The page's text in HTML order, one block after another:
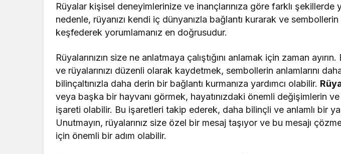
Rüyalar kişisel deneyimlerinize ve inançlarınıza göre farklı şekillerde
nedenle, rüyanızı kendi iç dünyanızla bağlantı kurarak ve sembollerin
keşfederek yorumlamanız en doğrusudur.
Rüyalarınızın size ne anlatmaya çalıştığını anlamak için zaman
ve rüyalarınızı düzenli olarak kaydetmek, sembollerin anlamlarını
bilinçaltınızla daha derin bir bağlantı kurmanıza yardımcı olabilir.
veya başka bir hayvanı görmek, hayatınızdaki önemli değişimlerin
işareti olabilir. Bu işaretleri takip ederek, daha bilinçli ve anlamlı bir
Unutmayın, rüyalarınız size özel bir mesaj taşıyor ve bu mesajı
için önemli bir adım olabilir.